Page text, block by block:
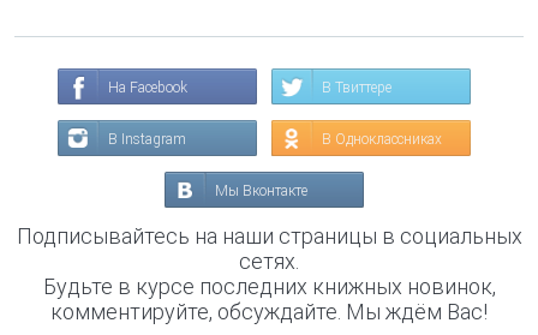
На Facebook В Твиттере
В Instagram В Одноклассниках
Мы Вконтакте
Подписывайтесь на наши страницы в социальных
сетях.
Будьте в курсе последних книжных новинок,
комментируйте, обсуждайте. Мы ждём Вас!